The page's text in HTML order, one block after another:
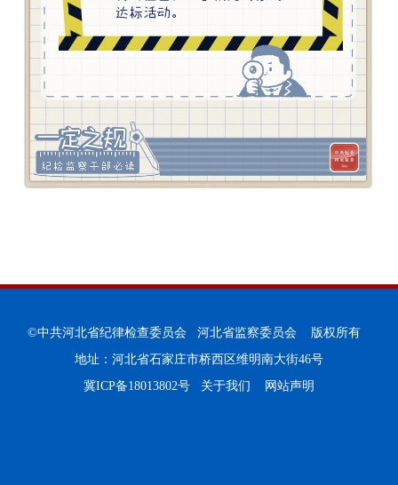
©中共河北省纪律检查委员会 河北省监察委员会 版权所有
地址：河北省石家庄市桥西区维明南大街46号
冀ICP备18013802号
关于我们 网站声明